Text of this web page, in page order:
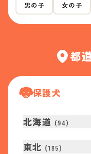
男の子 女の子
都
保護犬
北海道 (94)
東北 (185)